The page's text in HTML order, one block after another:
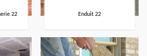
22 Enduit 22